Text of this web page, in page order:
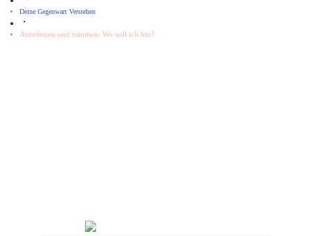
Deine Gegenwart Verstehen
Annehmen und träumen: Wo will ich hin?